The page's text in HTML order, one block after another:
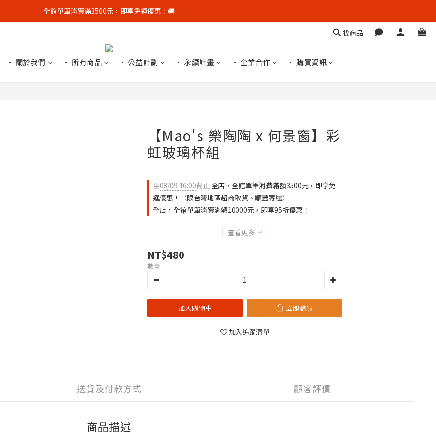
全館單筆消費滿3500元，即享免運優惠！🚚
全館單筆消費滿3500元，即享免運優惠！🚚
顧客好評募集中，完成評價👏加贈$50元購物金！
找商品
• 關於我們 • 所有商品 • 公益計劃 • 永續計畫 • 企業合作 • 購買資訊
【Mao's 樂陶陶 x 何景窗】彩
虹玻璃杯組
至08/09 16:00截止全店，全館單筆消費滿額3500元，即享免
運優惠！（限台灣地區超商取貨、順豐寄送）
全店，全館單筆消費滿額10000元，即享95折優惠！
查看更多
NT$480
數量
加入購物車 立即購買
加入追蹤清單
送貨及付款方式 顧客評價
商品描述